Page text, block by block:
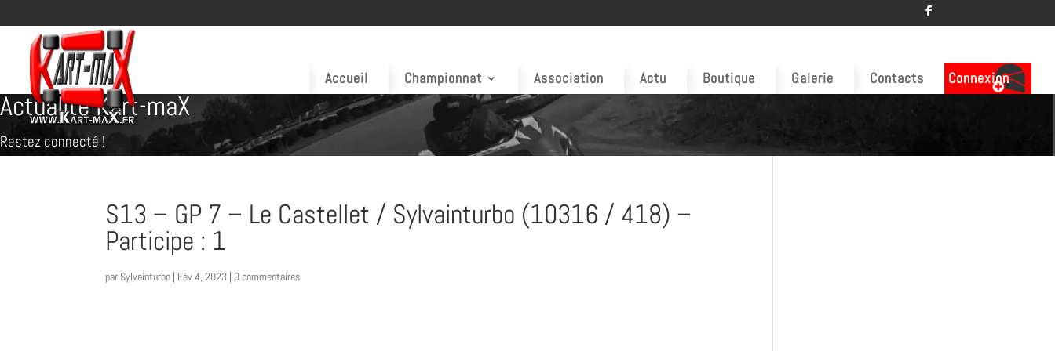
Accueil Championnat Association Actu Boutique Galerie Contacts Connexion
Actualité Kart-maX
Restez connecté !
S13 – GP 7 – Le Castellet / Sylvainturbo (10316 / 418) –
Participe : 1
par Sylvainturbo | Fév 4, 2023 | 0 commentaires